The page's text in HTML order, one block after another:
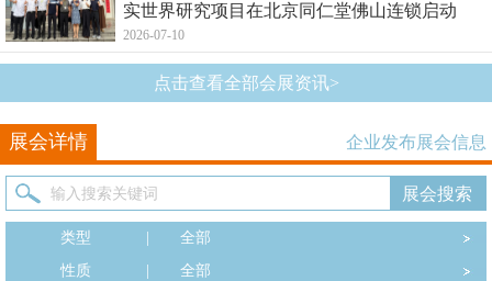
实世界研究项目在北京同仁堂佛山连锁启动
2026-07-10
点击查看全部会展资讯>
展会详情 企业发布展会信息
类型
全部
性质
全部